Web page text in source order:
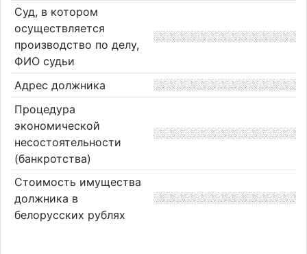
Суд, в котором
осуществляется
производство по делу,
ФИО судьи
Адрес должника
Процедура
экономической
несостоятельности
(банкротства)
Стоимость имущества
должника в
белорусских рублях